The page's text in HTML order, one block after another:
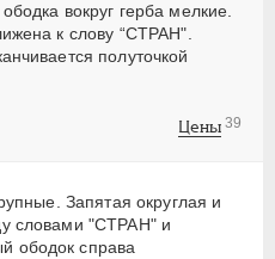
вокруг герба мелкие.
к слову “СТРАН".
полуточкой
Цены 39
Запятая округлая и
словами "СТРАН" и
ободок справа